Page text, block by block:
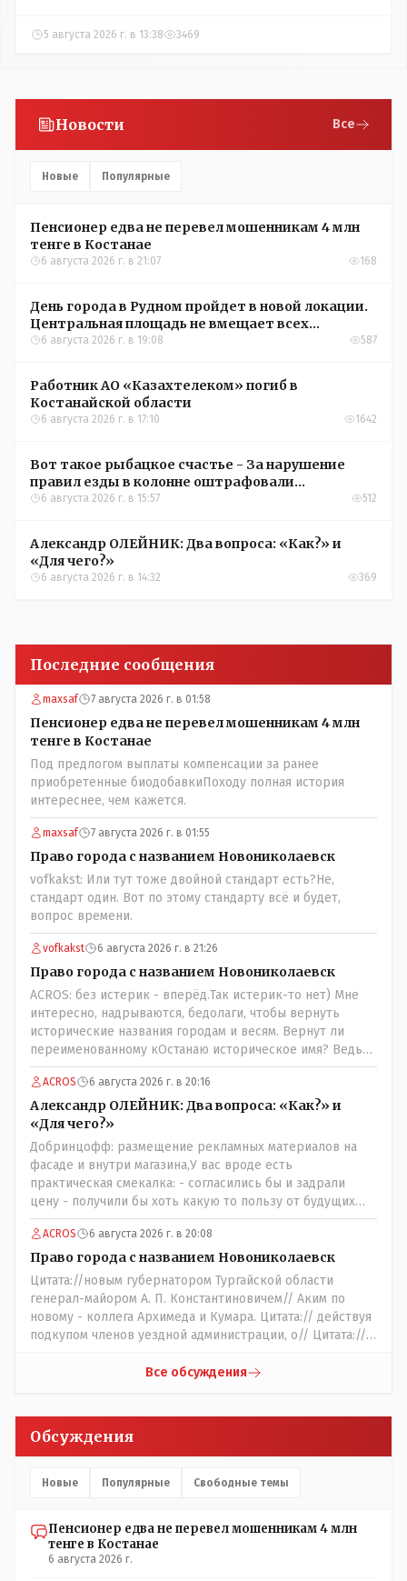
5 августа 2026 г. в 13:38 3469
Новости Все
Новые Популярные
Пенсионер едва не перевел мошенникам 4 млн
тенге в Костанае
6 августа 2026 г. в 21:07 168
День города в Рудном пройдет в новой локации.
Центральная площадь не вмещает всех
желающих
6 августа 2026 г. в 19:08 587
Работник АО «Казахтелеком» погиб в
Костанайской области
6 августа 2026 г. в 17:10 1642
Вот такое рыбацкое счастье - За нарушение
правил езды в колонне оштрафовали
участников соревнований в Аркалыке
6 августа 2026 г. в 15:57 512
Александр ОЛЕЙНИК: Два вопроса: «Как?» и
«Для чего?»
6 августа 2026 г. в 14:32 369
Последние сообщения
maxsaf 7 августа 2026 г. в 01:58
Пенсионер едва не перевел мошенникам 4 млн
тенге в Костанае
Под предлогом выплаты компенсации за ранее
приобретенные биодобавкиПоходу полная история
интереснее, чем кажется.
maxsaf 7 августа 2026 г. в 01:55
Право города с названием Новониколаевск
vofkakst: Или тут тоже двойной стандарт есть?Не,
стандарт один. Вот по этому стандарту всё и будет,
вопрос времени.
vofkakst 6 августа 2026 г. в 21:26
Право города с названием Новониколаевск
ACROS: без истерик - вперёд.Так истерик-то нет) Мне
интересно, надрываются, бедолаги, чтобы вернуть
исторические названия городам и весям. Вернут ли
переименованному кОстанаю историческое имя? Ведь
для этого же эти она.. ономасты существуют)) Или тут
тоже двойной стандарт есть?
ACROS 6 августа 2026 г. в 20:16
Александр ОЛЕЙНИК: Два вопроса: «Как?» и
«Для чего?»
Добринцофф: размещение рекламных материалов на
фасаде и внутри магазина,У вас вроде есть
практическая смекалка: - согласились бы и задрали
цену - получили бы хоть какую то пользу от будущих
депутатов, как говориться- с паршивой овцы хоть
шерсти клок, тем более эта тётенька платила бы не со
своего кармана, а с халявных, партийных денег.- думаю
сильно не торговалась бы.
ACROS 6 августа 2026 г. в 20:08
Право города с названием Новониколаевск
Цитата://новым губернатором Тургайской области
генерал-майором А. П. Константиновичем// Аким по
новому - коллега Архимеда и Кумара. Цитата:// действуя
подкупом членов уездной администрации, о// Цитата://
Интересно: - тогда был антикорруционный комитет ???
уездного начальника, старшего и младшего помощников
и двух письмоводителей, в уездном управлении
Имелись уездный и ветеринарный врачи, повивальная
города Константиновича в Костанае не назвали улицу и
не установили памятник.// vofkakst: Где ономасты,
Все обсуждения
Обсуждения
Новые Популярные Свободные темы
Пенсионер едва не перевел мошенникам 4 млн
тенге в Костанае
6 августа 2026 г.